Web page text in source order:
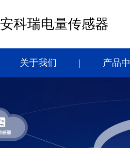
安科瑞电量传感器
关于我们 产品